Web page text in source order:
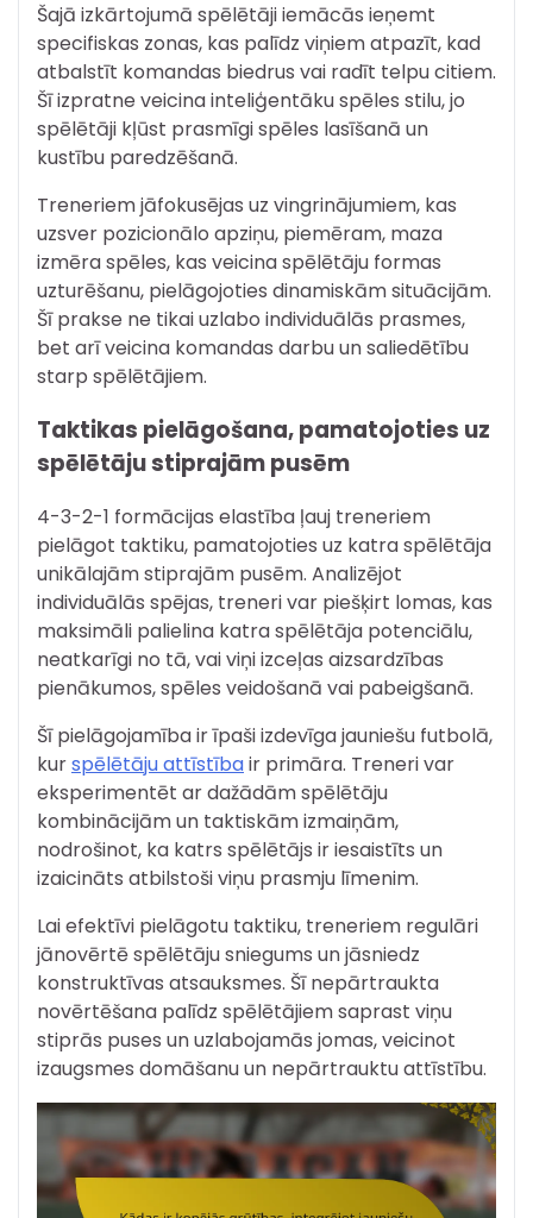
Šajā izkārtojumā spēlētāji iemācās ieņemt
specifiskas zonas, kas palīdz viņiem atpazīt, kad
atbalstīt komandas biedrus vai radīt telpu citiem.
Šī izpratne veicina inteliģentāku spēles stilu, jo
spēlētāji kļūst prasmīgi spēles lasīšanā un
kustību paredzēšanā.
Treneriem jāfokusējas uz vingrinājumiem, kas
uzsver pozicionālo apziņu, piemēram, maza
izmēra spēles, kas veicina spēlētāju formas
uzturēšanu, pielāgojoties dinamiskām situācijām.
Šī prakse ne tikai uzlabo individuālās prasmes,
bet arī veicina komandas darbu un saliedētību
starp spēlētājiem.
Taktikas pielāgošana, pamatojoties uz
spēlētāju stiprajām pusēm
4-3-2-1 formācijas elastība ļauj treneriem
pielāgot taktiku, pamatojoties uz katra spēlētāja
unikālajām stiprajām pusēm. Analizējot
individuālās spējas, treneri var piešķirt lomas, kas
maksimāli palielina katra spēlētāja potenciālu,
neatkarīgi no tā, vai viņi izceļas aizsardzības
pienākumos, spēles veidošanā vai pabeigšanā.
Šī pielāgojamība ir īpaši izdevīga jauniešu futbolā,
kurspēlētāju attīstībair primāra. Treneri var
eksperimentēt ar dažādām spēlētāju
kombinācijām un taktiskām izmaiņām,
nodrošinot, ka katrs spēlētājs ir iesaistīts un
izaicināts atbilstoši viņu prasmju līmenim.
Lai efektīvi pielāgotu taktiku, treneriem regulāri
jānovērtē spēlētāju sniegums un jāsniedz
konstruktīvas atsauksmes. Šī nepārtraukta
novērtēšana palīdz spēlētājiem saprast viņu
stiprās puses un uzlabojamās jomas, veicinot
izaugsmes domāšanu un nepārtrauktu attīstību.